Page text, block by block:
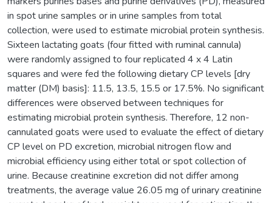
in spot urine samples or in urine samples from total
collection, were used to estimate microbial protein synthesis.
Sixteen lactating goats (four fitted with ruminal cannula)
were randomly assigned to four replicated 4 x 4 Latin
squares and were fed the following dietary CP levels [dry
matter (DM) basis]: 11.5, 13.5, 15.5 or 17.5%. No significant
differences were observed between techniques for
estimating microbial protein synthesis. Therefore, 12 non-
cannulated goats were used to evaluate the effect of dietary
CP level on PD excretion, microbial nitrogen flow and
microbial efficiency using either total or spot collection of
urine. Because creatinine excretion did not differ among
treatments, the average value 26.05 mg of urinary creatinine